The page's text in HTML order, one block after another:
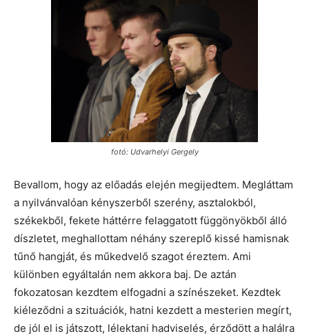
fotó: Udvarhelyi Gergely
Bevallom, hogy az előadás elején megijedtem. Megláttam
a nyilvánvalóan kényszerből szerény, asztalokból,
székekből, fekete háttérre felaggatott függönyökből álló
díszletet, meghallottam néhány szereplő kissé hamisnak
tűnő hangját, és műkedvelő szagot éreztem. Ami
különben egyáltalán nem akkora baj. De aztán
fokozatosan kezdtem elfogadni a színészeket. Kezdtek
kiéleződni a szituációk, hatni kezdett a mesterien megírt,
de jól el is játszott, lélektani hadviselés, érződött a halálra